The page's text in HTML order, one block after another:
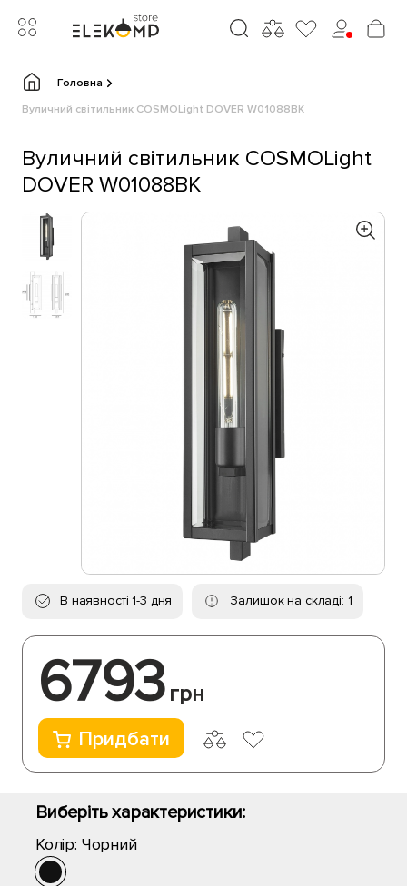
Головна
Вуличний світильник COSMOLight DOVER W01088BK
Вуличний світильник COSMOLight
DOVER W01088BK
В наявності 1-3 дня Залишок на складі: 1
6793 грн
Придбати
Виберіть характеристики:
Колір: Чорний